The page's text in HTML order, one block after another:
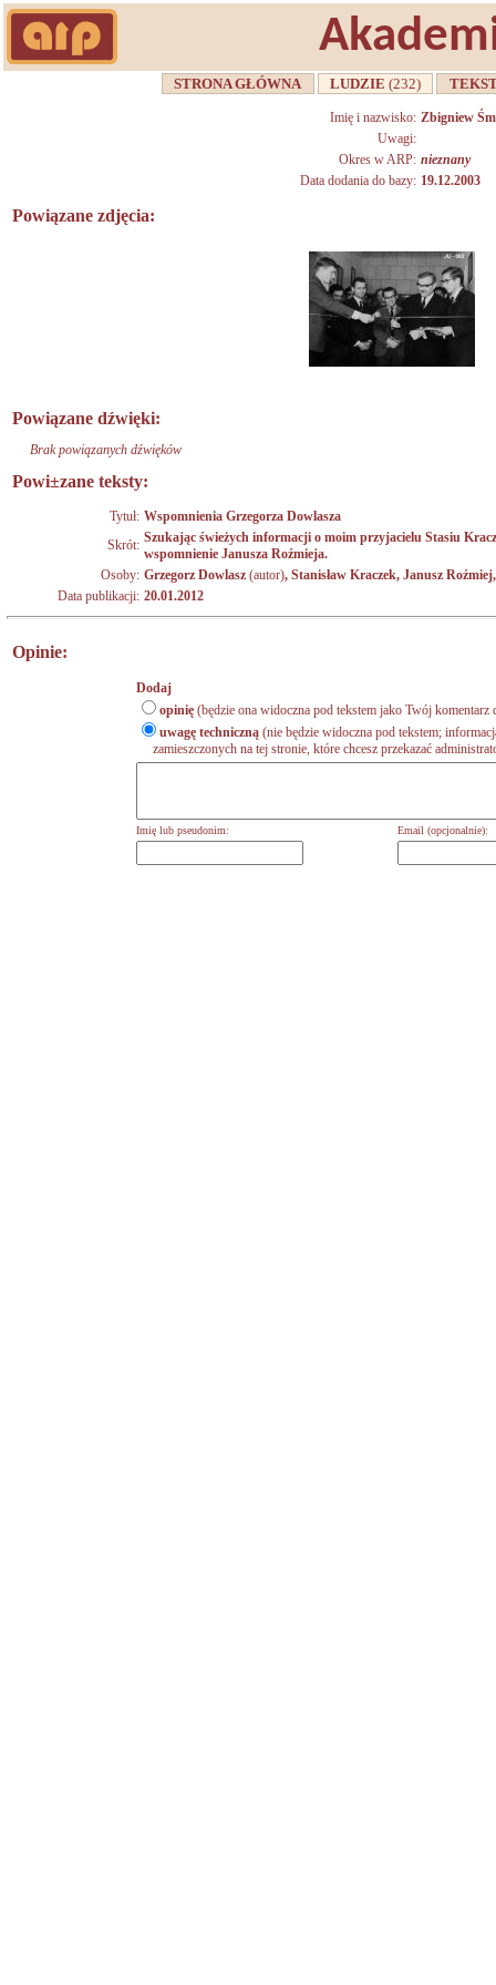
STRONA GŁÓWNA LUDZIE(232)
Imię i nazwisko: Zbigniew
Uwagi:
Okres w ARP: nieznany
Data dodania do bazy: 19.12.2003
Powiązane zdjęcia:
Powiązane dźwięki:
Brak powiązanych dźwięków
Powi±zane teksty:
Tytuł: Wspomnienia Grzegorza Dowlasza
Skrót: Szukając świeżych informacji o moim przyjacielu Stasiu
wspomnienie Janusza Roźmieja.
Osoby: Grzegorz Dowlasz (autor), Stanisław Kraczek, Janusz
Data publikacji: 20.01.2012
Opinie:
Dodaj
opinię (będzie ona widoczna pod tekstem jako Twój komentarz
uwagę techniczną (nie będzie widoczna pod tekstem;
zamieszczonych na tej stronie, które chcesz przekazać
Imię lub pseudonim: Email (opcjonalnie):